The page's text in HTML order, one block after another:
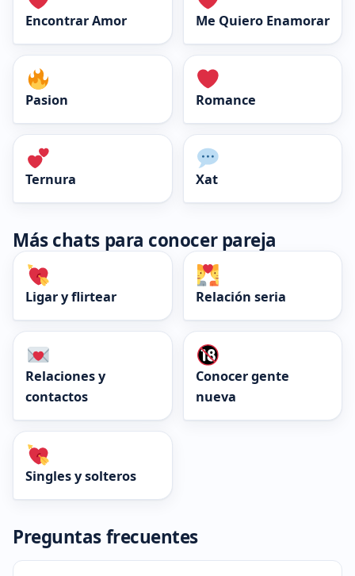
Encontrar Amor Me Quiero Enamorar
Pasion Romance
Ternura Xat
Más chats para conocer pareja
Ligar y flirtear Relación seria
Relaciones y
contactos
Conocer gente
nueva
Singles y solteros
Preguntas frecuentes